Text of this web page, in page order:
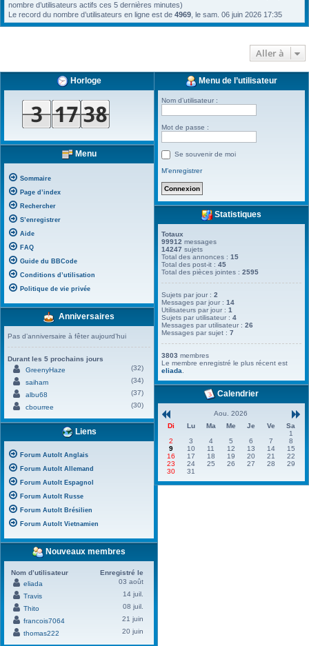
nombre d’utilisateurs actifs ces 5 dernières minutes)
Le record du nombre d’utilisateurs en ligne est de 4969 , le sam. 06 juin 2026 17:35
Aller à
Horloge
Menu
Sommaire
Page d’index
Rechercher
S’enregistrer
Aide
FAQ
Guide du BBCode
Conditions d’utilisation
Politique de vie privée
Anniversaires
Pas d’anniversaire à fêter aujourd’hui
Durant les 5 prochains jours
GreenyHaze
(32)
saiham
(34)
albu68
(37)
cbourree
(30)
Liens
Forum AutoIt Anglais
Forum AutoIt Allemand
Forum AutoIt Espagnol
Forum AutoIt Russe
Forum AutoIt Brésilien
Forum AutoIt Vietnamien
Nouveaux membres
Nom d’utilisateur
Enregistré le
eliada
03 août
Travis
14 juil.
Thito
08 juil.
francois7064
21 juin
thomas222
20 juin
Menu de l’utilisateur
Nom d’utilisateur :
Mot de passe :
Se souvenir de moi
M’enregistrer
Statistiques
Totaux
99912 messages
14247 sujets
Total des annonces :15
Total des post-it :45
Total des pièces jointes :2595
Sujets par jour :2
Messages par jour :14
Utilisateurs par jour :1
Sujets par utilisateur :4
Messages par utilisateur :26
Messages par sujet :7
3803 membres
Le membre enregistré le plus récent est
eliada
Calendrier
Aou. 2026
Di
Lu Ma Me Je Ve
Sa
1
2
3 4 5 6 7
8
9
10 11 12 13 14
15
16
17 18 19 20 21
22
23
24 25 26 27 28
29
30
31